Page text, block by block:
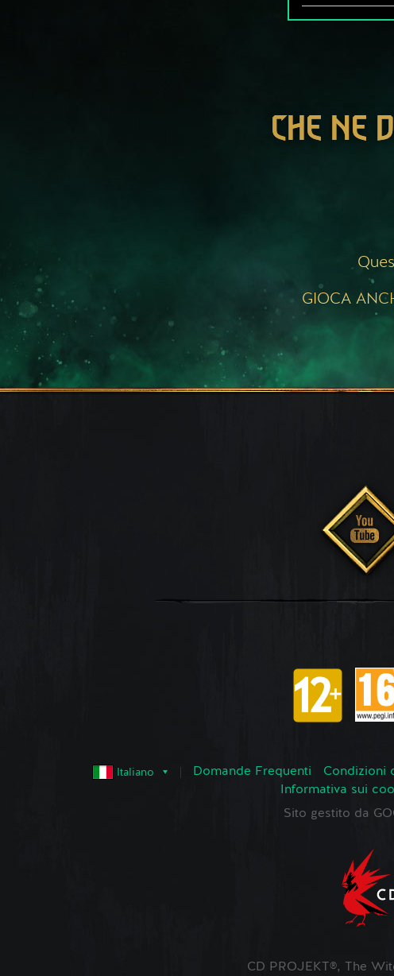
CHE NE
GIOCA
Italiano Domande Frequenti Condizioni
Informativa sui
Sito gestito da
CD PROJEKT®, The